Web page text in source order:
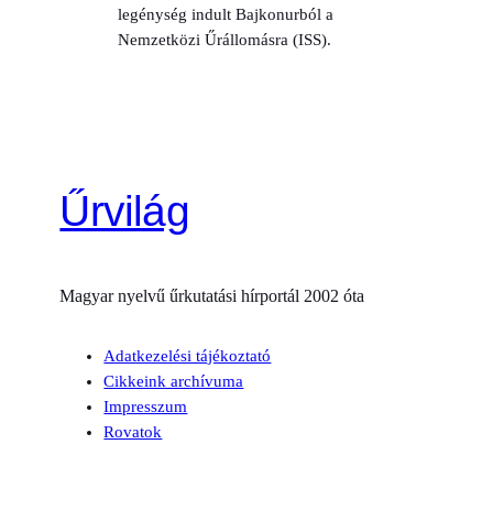
legénység indult Bajkonurból a
Nemzetközi Űrállomásra (ISS).
Űrvilág
Magyar nyelvű űrkutatási hírportál 2002 óta
Adatkezelési tájékoztató
Cikkeink archívuma
Impresszum
Rovatok